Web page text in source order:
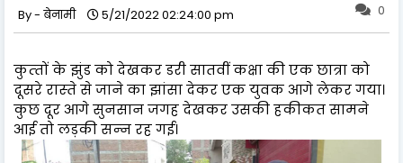
0
बेनामी 5/21/2022 02:24:00 pm
कुत्‍तों के झुंड को देखकर डरी सातवीं कक्षा की एक छात्रा को
दूसरे रास्‍ते से जाने का झांसा देकर एक युवक आगे लेकर गया।
कुछ दूर आगे सुनसान जगह देखकर उसकी हकीकत सामने
आई तो लड़की सन्‍न रह गई।